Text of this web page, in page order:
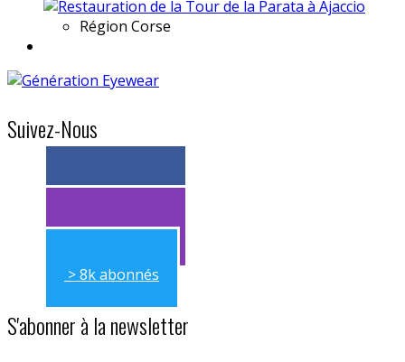
Région Corse
Suivez-Nous
> 11k abonnés
> 11k abonnés
> 8k abonnés
S'abonner à la newsletter